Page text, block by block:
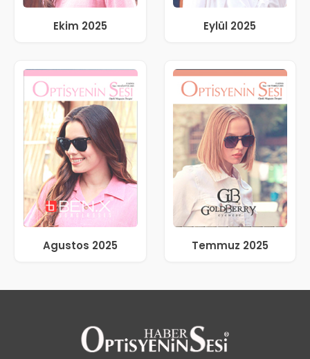
Ekim 2025 Eylül 2025
Agustos 2025 Temmuz 2025